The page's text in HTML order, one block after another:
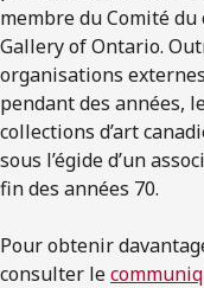
membre du Comité du
Gallery of Ontario.
organisations
pendant des années,
collections d’art
sous l’égide d’un
fin des années 70.
Pour obtenir
consulter le